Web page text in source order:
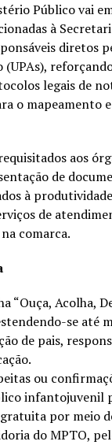
Público vai
à
diretos
legais de
o mapeamento
aos
de
à
de
comarca.
“Ouça, Acolha,
se até
de pais,
ou
infantojuvenil
por meio
do MPTO,